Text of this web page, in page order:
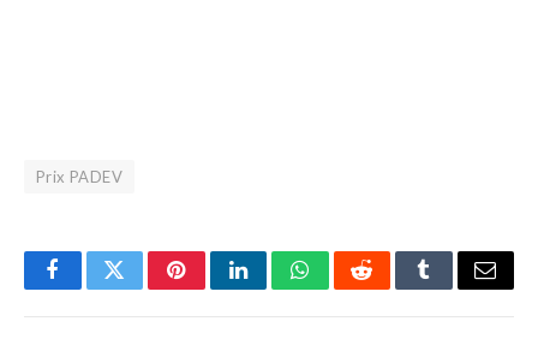
Prix PADEV
FacebookTwitterPinterestLinkedInWhatsAppRedditTumblrEmail